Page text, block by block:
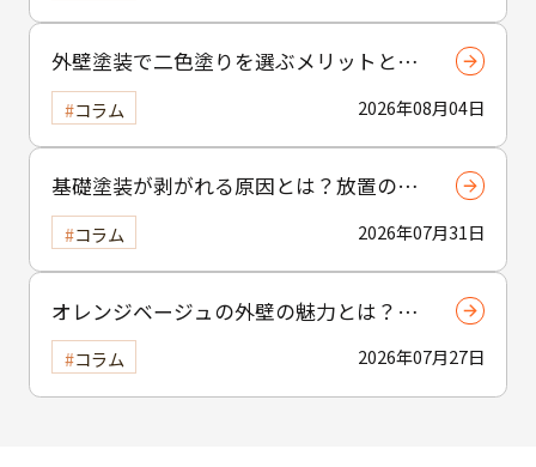
外壁塗装で二色塗りを選ぶメリットと
は？おしゃれな外観を実現する塗り分け
テクニック
2026年08月04日
コラム
基礎塗装が剥がれる原因とは？放置のリ
スクについても解説
2026年07月31日
コラム
オレンジベージュの外壁の魅力とは？温
かみと個性を引き出す選び方と注意点2026年07月27日
コラム